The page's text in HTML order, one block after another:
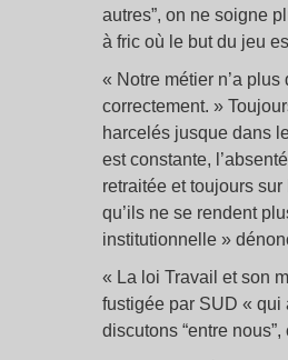
autres”, on ne soigne
à fric où le but du jeu
« Notre métier n’a
correctement. »
harcelés jusque dans
est constante,
retraitée et toujours
qu’ils ne se rendent
institutionnelle »
« La loi Travail et son
fustigée par SUD « qui
discutons “entre nous”,